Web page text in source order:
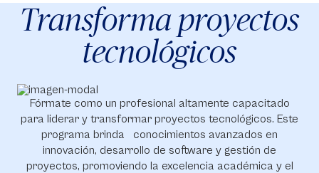
Transforma proyectos
tecnológicos
Fórmate como un profesional altamente capacitado
para liderar y transformar proyectos tecnológicos. Este
programa brinda conocimientos avanzados en
innovación, desarrollo de software y gestión de
proyectos, promoviendo la excelencia académica y el